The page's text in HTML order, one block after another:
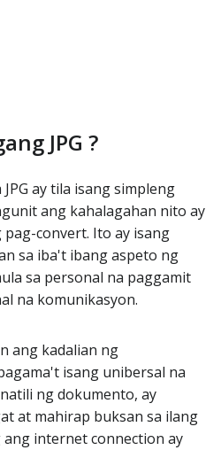
JPG ?
ay tila isang simpleng
ang kahalagahan nito ay
convert. Ito ay isang
sa iba't ibang aspeto ng
sa personal na paggamit
na komunikasyon.
ang kadalian ng
isang unibersal na
ng dokumento, ay
at mahirap buksan sa ilang
ang internet connection ay